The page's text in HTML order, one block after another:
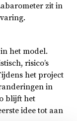
zit in
het model.
risico’s
het project
in
blijft het
idee tot aan